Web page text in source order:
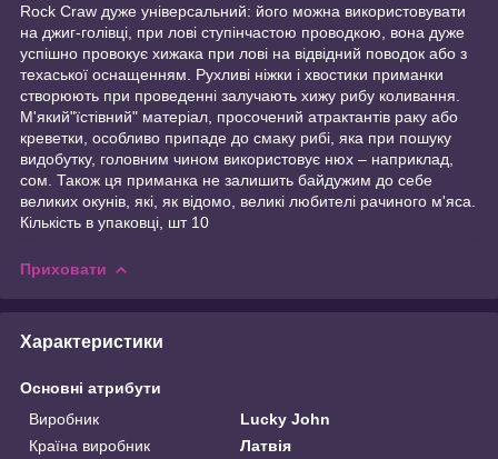
Rock Craw дуже універсальний: його можна використовувати
на джиг-голівці, при лові ступінчастою проводкою, вона дуже
успішно провокує хижака при лові на відвідний поводок або з
техаської оснащенням. Рухливі ніжки і хвостики приманки
створюють при проведенні залучають хижу рибу коливання.
М'який"їстівний" матеріал, просочений атрактантів раку або
креветки, особливо припаде до смаку рибі, яка при пошуку
видобутку, головним чином використовує нюх – наприклад,
сом. Також ця приманка не залишить байдужим до себе
великих окунів, які, як відомо, великі любителі рачиного м'яса.
Кількість в упаковці, шт 10
Приховати
Характеристики
Основні атрибути
Виробник
Lucky John
Країна виробник
Латвія